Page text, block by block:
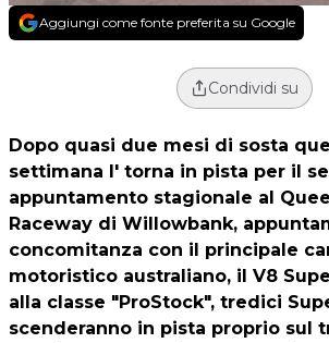
Aggiungi come fonte preferita su Google
Condividi su
Dopo quasi due mesi di sosta
settimana l' torna in pista per il
appuntamento stagionale al
Raceway di Willowbank,
concomitanza con il principale
motoristico australiano, il V8
alla classe "ProStock", tredici
scenderanno in pista proprio sul